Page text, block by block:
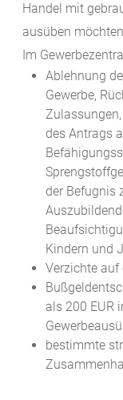
Handel mit
ausüben
Im
Ablehnung
Gewerbe,
des Antrags
der Befugnis
Kindern und
Verzichte auf
als 200 EUR
bestimmte